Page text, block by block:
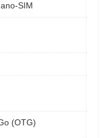
SIM
(OTG)